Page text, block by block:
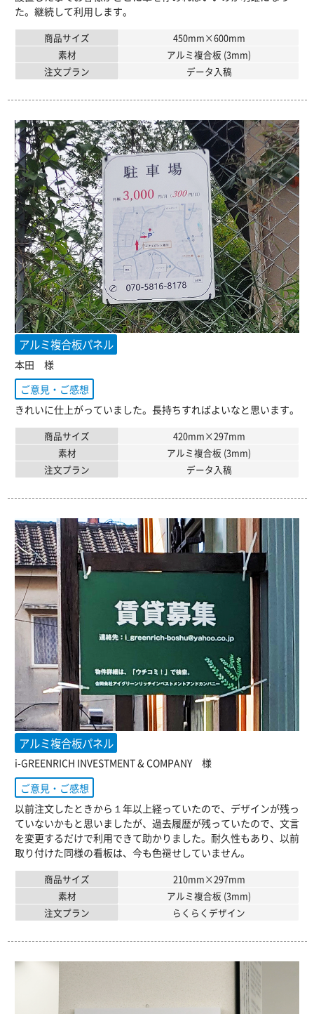
た。継続して利用します。
商品サイズ
450mm×600mm
素材
アルミ複合板 (3mm)
注文プラン
データ入稿
アルミ複合板パネル
本田 様
ご意見・ご感想
きれいに仕上がっていました。長持ちすればよいなと思います。
商品サイズ
420mm×297mm
素材
アルミ複合板 (3mm)
注文プラン
データ入稿
アルミ複合板パネル
i-GREENRICH INVESTMENT & COMPANY 様
ご意見・ご感想
以前注文したときから１年以上経っていたので、デザインが残っ
ていないかもと思いましたが、過去履歴が残っていたので、文言
を変更するだけで利用できて助かりました。耐久性もあり、以前
取り付けた同様の看板は、今も色褪せしていません。
商品サイズ
210mm×297mm
素材
アルミ複合板 (3mm)
注文プラン
らくらくデザイン